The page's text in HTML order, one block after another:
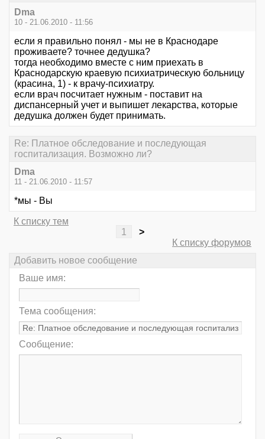
Dma
10 - 21.06.2010 - 11:56
если я правильно понял - мы не в Краснодаре
проживаете? точнее дедушка?
тогда необходимо вместе с ним приехать в
Краснодарскую краевую психиатрическую больницу
(красина, 1) - к врачу-психиатру.
если врач посчитает нужным - поставит на
диспансерный учет и выпишет лекарства, которые
дедушка должен будет принимать.
Re: Платное обследование и последующая
госпитализация. Возможно ли?
Dma
11 - 21.06.2010 - 11:57
*мы - Вы
К списку тем
1
>
К списку форумов
Добавить новое сообщение
Ваше имя:
Тема сообщения:
Сообщение: